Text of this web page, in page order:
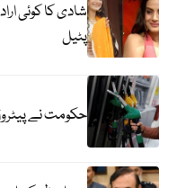
شادی کا کوئی
پٹیل
حکومت نے